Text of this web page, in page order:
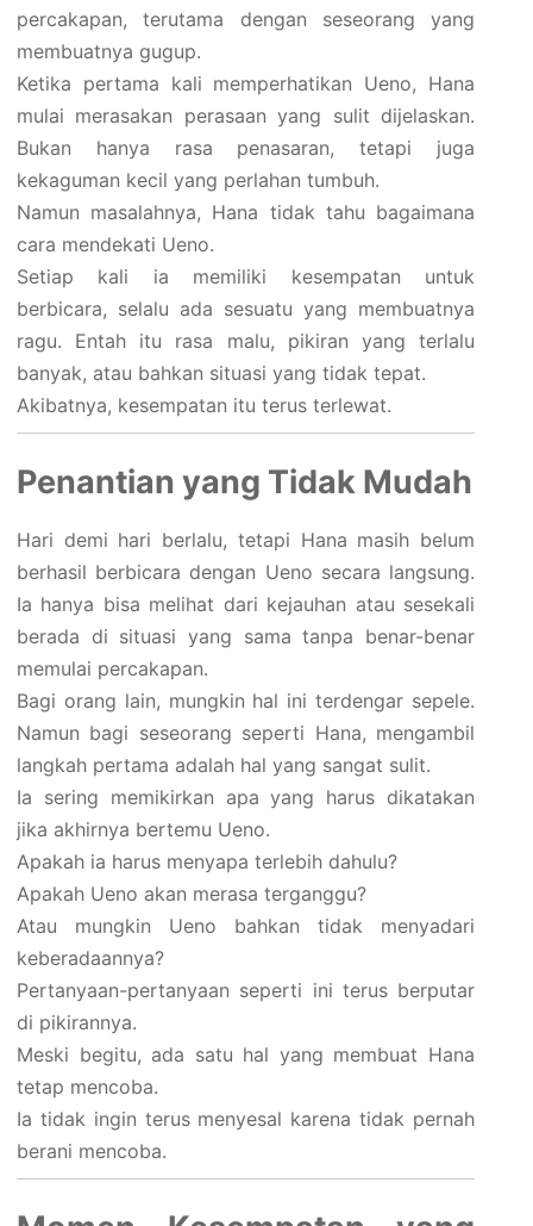
percakapan, terutama dengan seseorang yang
membuatnya gugup.
Ketika pertama kali memperhatikan Ueno, Hana
mulai merasakan perasaan yang sulit dijelaskan.
Bukan hanya rasa penasaran, tetapi juga
kekaguman kecil yang perlahan tumbuh.
Namun masalahnya, Hana tidak tahu bagaimana
cara mendekati Ueno.
Setiap kali ia memiliki kesempatan untuk
berbicara, selalu ada sesuatu yang membuatnya
ragu. Entah itu rasa malu, pikiran yang terlalu
banyak, atau bahkan situasi yang tidak tepat.
Akibatnya, kesempatan itu terus terlewat.
Penantian yang Tidak Mudah
Hari demi hari berlalu, tetapi Hana masih belum
berhasil berbicara dengan Ueno secara langsung.
Ia hanya bisa melihat dari kejauhan atau sesekali
berada di situasi yang sama tanpa benar-benar
memulai percakapan.
Bagi orang lain, mungkin hal ini terdengar sepele.
Namun bagi seseorang seperti Hana, mengambil
langkah pertama adalah hal yang sangat sulit.
Ia sering memikirkan apa yang harus dikatakan
jika akhirnya bertemu Ueno.
Apakah ia harus menyapa terlebih dahulu?
Apakah Ueno akan merasa terganggu?
Atau mungkin Ueno bahkan tidak menyadari
keberadaannya?
Pertanyaan-pertanyaan seperti ini terus berputar
di pikirannya.
Meski begitu, ada satu hal yang membuat Hana
tetap mencoba.
Ia tidak ingin terus menyesal karena tidak pernah
berani mencoba.